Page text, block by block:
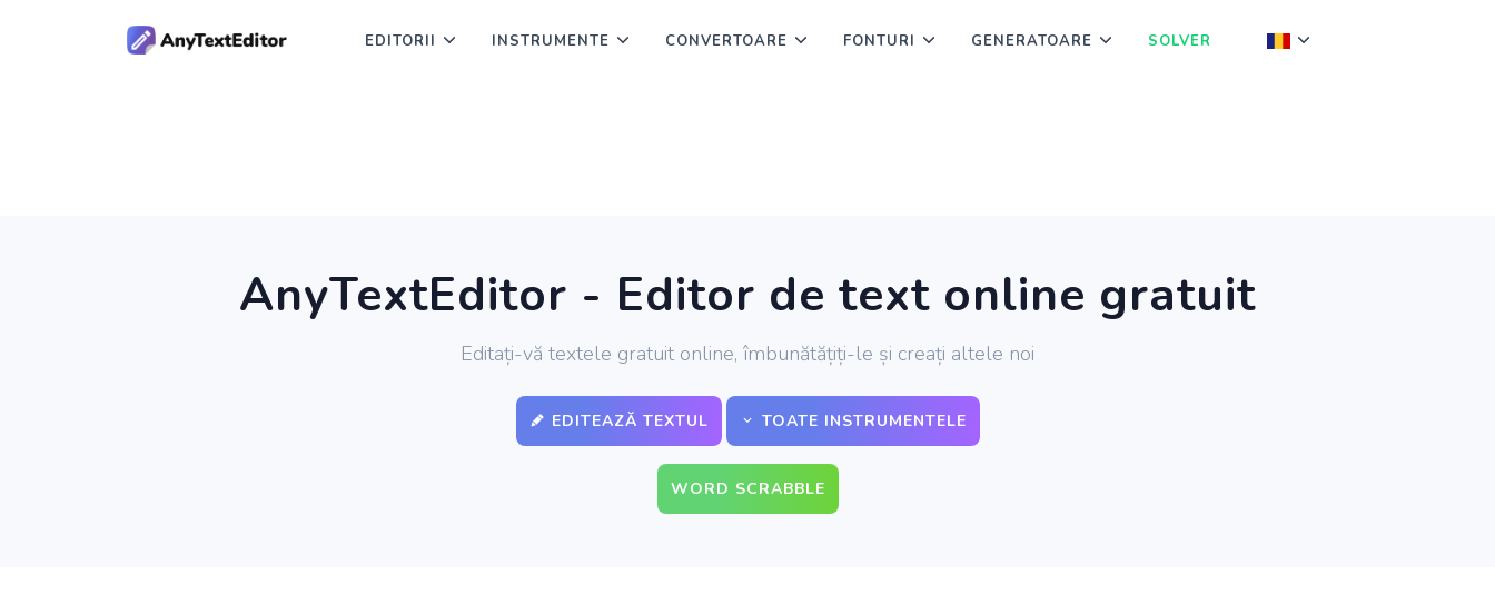
EDITORII INSTRUMENTE CONVERTOARE FONTURI GENERATOARE SOLVER
AnyTextEditor - Editor de text online gratuit
Editați-vă textele gratuit online, îmbunătățiți-le și creați altele noi
EDITEAZĂ TEXTUL TOATE INSTRUMENTELE
WORD SCRABBLE